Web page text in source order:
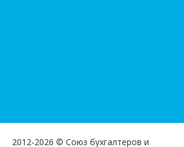
2012-2026 © Союз бухгалтеров и